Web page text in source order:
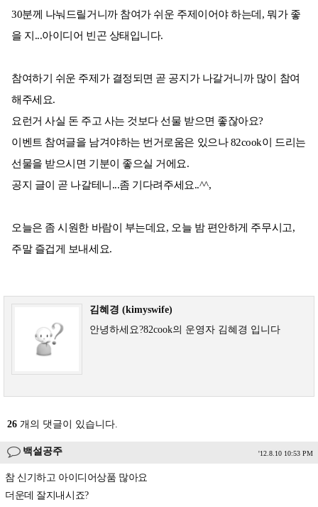
30분께 나눠드릴거니까 참여가 쉬운 주제이어야 하는데, 뭐가 좋
을 지...아이디어 빈곤 상태입니다.
참여하기 쉬운 주제가 결정되면 곧 공지가 나갈거니까 많이 참여
해주세요.
요런거 사실 돈 주고 사는 것보다 선물 받으면 좋잖아요?
이벤트 참여글을 남겨야하는 번거로움은 있으나 82cook이 드리는
선물을 받으시면 기분이 좋으실 거에요.
공지 글이 곧 나갈테니...좀 기다려주세요..^^,
오늘은 좀 시원한 바람이 부는데요, 오늘 밤 편안하게 주무시고,
주말 즐겁게 보내세요.
김혜경 (kimyswife)
안녕하세요?82cook의 운영자 김혜경 입니다
26 개의 댓글이 있습니다.
백설공주 '12.8.10 10:53 PM
참 신기하고 아이디어상품 많아요
더운데 잘지내시죠?